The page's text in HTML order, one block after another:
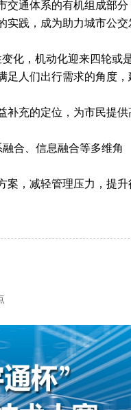
通体系的有机组成部分
实践，成为助力城市公交
化，机动化迎来四轮或
足人们出行需求的角度，
补充的定位，为市民提供
合、信息融合等多维角
案，减轻管理压力，提升